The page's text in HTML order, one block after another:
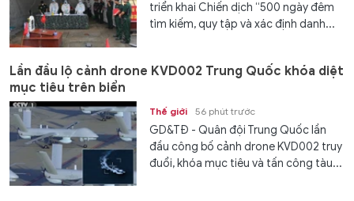
triển khai Chiến dịch “500 ngày đêm
tìm kiếm, quy tập và xác định danh...
Lần đầu lộ cảnh drone KVD002 Trung Quốc khóa diệt
mục tiêu trên biển
Thế giới 56 phút trước
GD&TĐ - Quân đội Trung Quốc lần
đầu công bố cảnh drone KVD002 truy
đuổi, khóa mục tiêu và tấn công tàu...